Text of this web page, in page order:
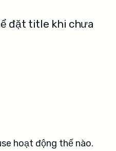
đặt title khi chưa
hoạt động thế nào.